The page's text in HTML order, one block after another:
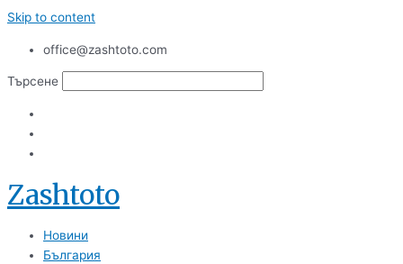
Skip to content
office@zashtoto.com
Търсене
Zashtoto
Новини
България